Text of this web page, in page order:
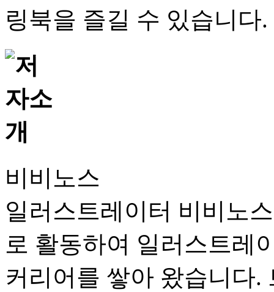
링북을 즐길 수 있습니다.
비비노스
일러스트레이터 비비노
로 활동하여 일러스트레
커리어를 쌓아 왔습니다.